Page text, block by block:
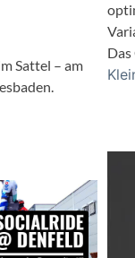
die
Sattel – am